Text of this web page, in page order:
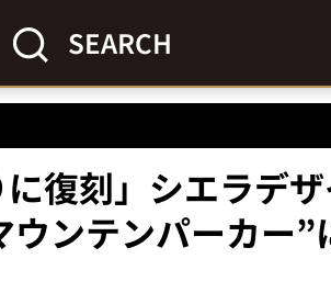
SEARCH
復刻」シエラデ
ンテンパーカー”